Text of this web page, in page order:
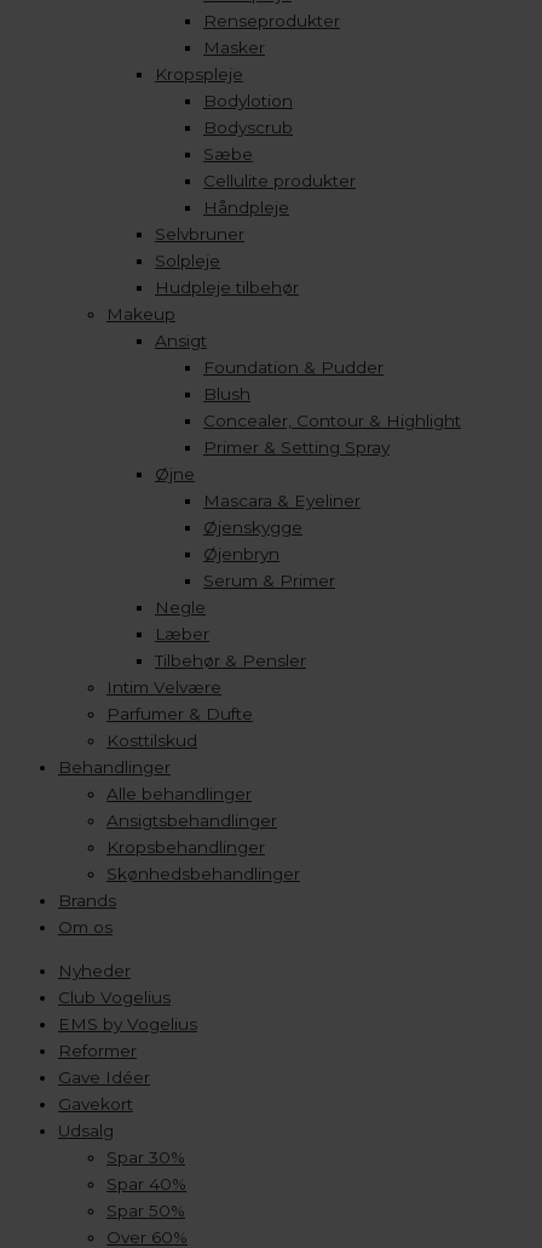
Renseprodukter
Masker
Kropspleje
Bodylotion
Bodyscrub
Sæbe
Cellulite produkter
Håndpleje
Selvbruner
Solpleje
Hudpleje tilbehør
Makeup
Ansigt
Foundation & Pudder
Blush
Concealer, Contour & Highlight
Primer & Setting Spray
Øjne
Mascara & Eyeliner
Øjenskygge
Øjenbryn
Serum & Primer
Negle
Læber
Tilbehør & Pensler
Intim Velvære
Parfumer & Dufte
Kosttilskud
Behandlinger
Alle behandlinger
Ansigtsbehandlinger
Kropsbehandlinger
Skønhedsbehandlinger
Brands
Om os
Nyheder
Club Vogelius
EMS by Vogelius
Reformer
Gave Idéer
Gavekort
Udsalg
Spar 30%
Spar 40%
Spar 50%
Over 60%